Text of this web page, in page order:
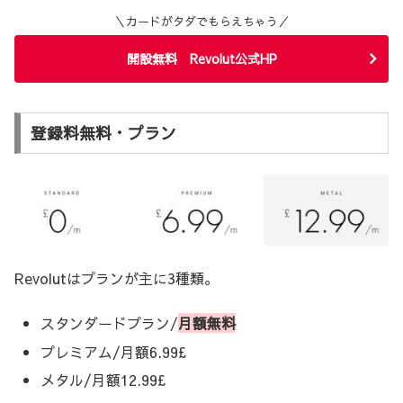
＼カードがタダでもらえちゃう／
開設無料 Revolut公式HP
登録料無料・プラン
Revolutはプランが主に3種類。
スタンダードプラン/月額無料
プレミアム/月額6.99£
メタル/月額12.99£